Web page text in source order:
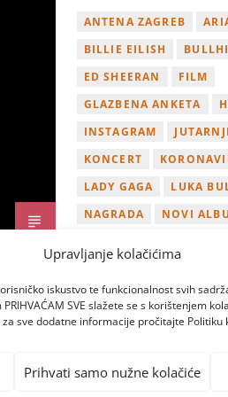
Upravljanje kolačićima
iskustvo te funkcionalnost svih
SVE slažete se s korištenjem
sve dodatne informacije pročitajte Politiku
Prihvati samo nužne kolačiće
ANTENA ZAGREB
BILLIE EILISH
ED SHEERAN
FILM
GLAZBENA ANKETA
INSTAGRAM
KONCERT
LADY GAGA
LUKA
NAGRADA
NOVI
TWITTER
VIDEO
ZAGREB